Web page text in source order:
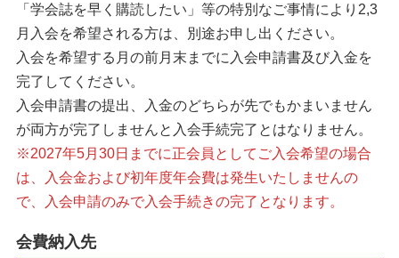
「学会誌を早く購読したい」等の特別なご事情により2,3
月入会を希望される方は、別途お申し出ください。
入会を希望する月の前月末までに入会申請書及び入金を
完了してください。
入会申請書の提出、入金のどちらが先でもかまいません
が両方が完了しませんと入会手続完了とはなりません。
※2027年5月30日までに正会員としてご入会希望の場合
は、入会金および初年度年会費は発生いたしませんの
で、入会申請のみで入会手続きの完了となります。
会費納入先